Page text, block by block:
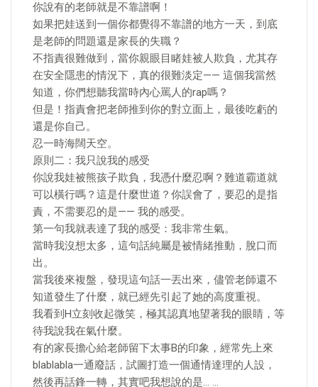
你說有的老師就是不靠譜啊！
如果把娃送到一個你都覺得不靠譜的地方一天，到底
是老師的問題還是家長的失職？
不指責很難做到，當你親眼目睹娃被人欺負，尤其存
在安全隱患的情況下，真的很難淡定—— 這個我當然
知道，你們想聽我當時內心罵人的rap嗎？
但是！指責會把老師推到你的對立面上，最後吃虧的
還是你自己。
忍一時海闊天空。
原則二：我只說我的感受
你說我娃被熊孩子欺負，我憑什麼忍啊？難道霸道就
可以橫行嗎？這是什麼世道？你誤會了，要忍的是指
責，不需要忍的是—— 我的感受。
第一句我就表達了我的感受：我非常生氣。
當時我沒想太多，這句話純屬是被情緒推動，脫口而
出。
當我後來複盤，發現這句話一丟出來，儘管老師還不
知道發生了什麼，就已經先引起了她的高度重視。
我看到H立刻收起微笑，極其認真地望著我的眼睛，等
待我說我在氣什麼。
有的家長擔心給老師留下太事B的印象，經常先上來
blablabla一通廢話，試圖打造一個通情達理的人設，
然後再話鋒一轉，其實吧我想說的是… …